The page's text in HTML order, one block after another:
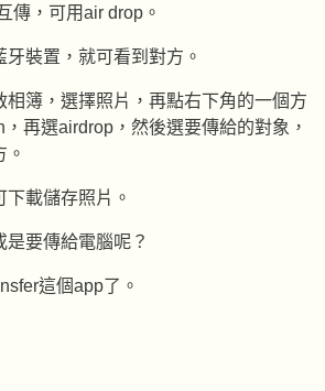
傳，可用air drop。
裝置，就可看到對方。
相簿，選擇照片，再點右下角的一個方
再選airdrop，然後選要傳給的對象，
。
載儲存照片。
要傳給電腦呢？
這個app了。